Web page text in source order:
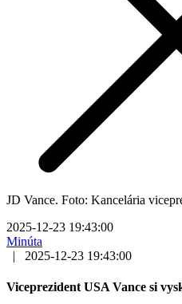
JD Vance. Foto: Kancelária
2025-12-23 19:43:00
Minúta
|
2025-12-23 19:43:00
Viceprezident USA Vance si